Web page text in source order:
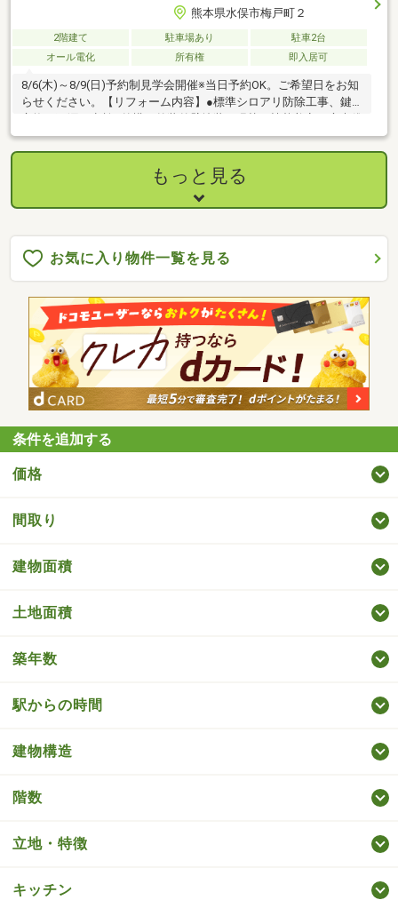
熊本県水俣市梅戸町２
2階建て 駐車場あり
駐車2台
オール電化
所有権 即入居可
8/6(木)～8/9(日)予約制見学会開催※当日予約OK。ご希望日をお知
らせください。【リフォーム内容】●標準シロアリ防除工事、鍵
交換、雨漏り点検●外構・外装外壁塗装or張替、植栽剪定、庭木伐
採●水回りトイレ交換、洗面化粧台交換●内装クロス張替え、畳表
替え●その他設備インターホン設置、火災警報器設置、照明器具
交換【おすすめポイント】・本物件は条件により住宅ローン減税
が適用されます。・雨漏り、構造上主要な部分の欠陥や・腐食、
給排水管の故障や漏水についてお引渡しより２年間保証・シロア
後にすぐに生
もっと見る
お気に入り物件一覧を見る
条件を追加する
価格
間取り
建物面積
土地面積
築年数
駅からの時間
建物構造
階数
立地・特徴
キッチン